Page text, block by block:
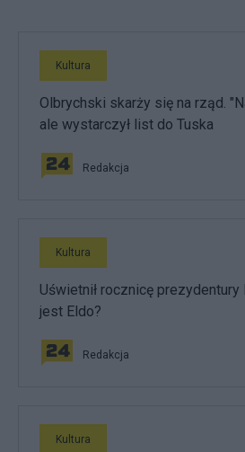
Kultura
Olbrychski skarży się na rząd.
ale wystarczył list do Tuska
Redakcja
Kultura
Uświetnił rocznicę
jest Eldo?
Redakcja
Kultura